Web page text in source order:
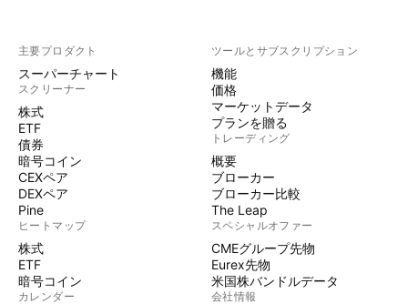
主要プロダクト
スーパーチャート
スクリーナー
株式
ETF
債券
暗号コイン
CEXペア
DEXペア
Pine
ヒートマップ
株式
ETF
暗号コイン
カレンダー
ツールとサブスクリプション
機能
価格
マーケットデータ
プランを贈る
トレーディング
概要
ブローカー
ブローカー比較
The Leap
スペシャルオファー
CMEグループ先物
Eurex先物
米国株バンドルデータ
会社情報